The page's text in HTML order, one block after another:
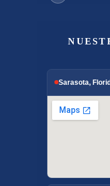
Sarasota,